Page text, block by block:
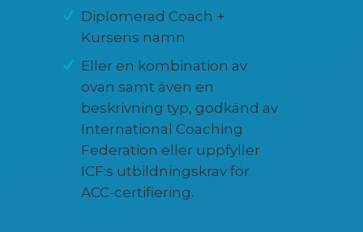
Diplomerad Coach +
Kursens namn
Eller en kombination av
ovan samt även en
beskrivning typ, godkänd av
International Coaching
Federation eller uppfyller
ICF:s utbildningskrav för
ACC-certifiering.